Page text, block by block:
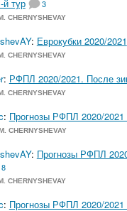
й тур
3
CHERNYSHEVAY
: Еврокубки 2020/2021
CHERNYSHEVAY
: РФПЛ 2020/2021. После
CHERNYSHEVAY
: Прогнозы РФПЛ 2020/2021
CHERNYSHEVAY
: Прогнозы РФПЛ
8
CHERNYSHEVAY
: Прогнозы РФПЛ 2020/2021